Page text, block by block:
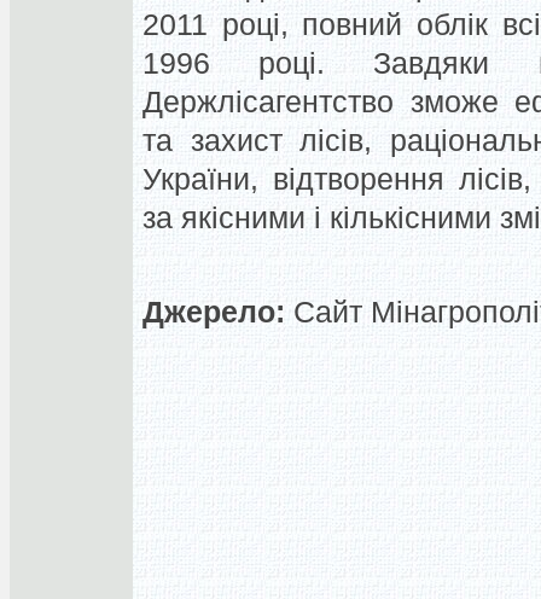
2011 році, повний облік
1996 році. Завдяки
Держлісагентство зможе
та захист лісів,
України, відтворення
за якісними і кількісними
Джерело: Сайт